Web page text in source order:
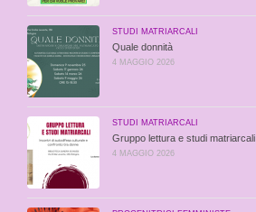
STUDI MATRIARCALI
Quale donnità
4 MAGGIO 2026
STUDI MATRIARCALI
Gruppo lettura e studi matriarcali
4 MAGGIO 2026